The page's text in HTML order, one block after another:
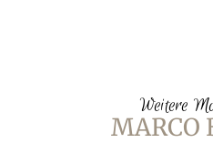
Weitere
MARCO